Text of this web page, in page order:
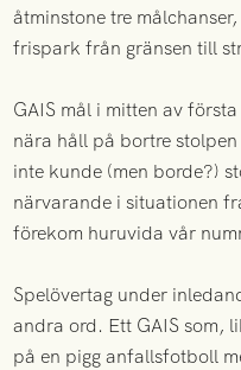
åtminstone tre
frispark från gränsen till
GAIS mål i mitten av
nära håll på bortre
inte kunde (men borde?)
närvarande i situationen
förekom huruvida vår
Spelövertag under
andra ord. Ett GAIS som,
på en pigg anfallsfotboll